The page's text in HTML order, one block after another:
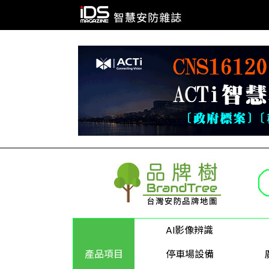
產品項目
AI影像辨識
停車場設備